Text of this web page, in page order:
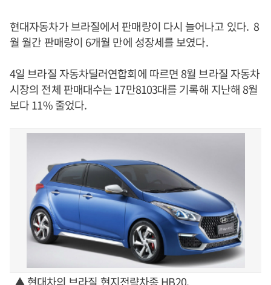
현대자동차가 브라질에서 판매량이 다시 늘어나고 있다. 8
월 월간 판매량이 6개월 만에 성장세를 보였다.
4일 브라질 자동차딜러연합회에 따르면 8월 브라질 자동차
시장의 전체 판매대수는 17만8103대를 기록해 지난해 8월
보다 11% 줄었다.
▲ 현대차의 브라질 현지전략차종 HB20.